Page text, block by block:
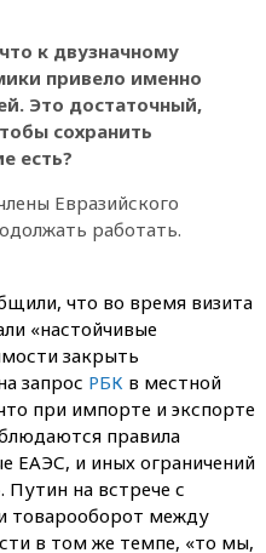
к двузначному
привело именно
Это достаточный,
сохранить
есть?
Евразийского
работать.
что во время визита
«настойчивые
закрыть
запрос РБК в местной
при импорте и экспорте
правила
ЕАЭС, и иных ограничений
Путин на встрече с
товарооборот между
в том же темпе, «то мы,